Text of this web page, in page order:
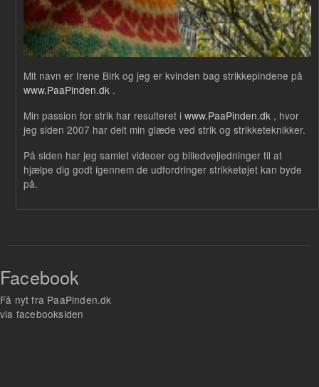
Mit navn er Irene Birk og jeg er kvinden bag strikkepindene på
www.PaaPinden.dk .
Min passion for strik har resulteret i www.PaaPinden.dk , hvor
jeg siden 2007 har delt min glæde ved strik og strikketeknikker.
På siden har jeg samlet videoer og billedvejledninger til at
hjælpe dig godt igennem de udfordringer strikketøjet kan byde
på.
Facebook
Få nyt fra PaaPinden.dk
via facebooksiden